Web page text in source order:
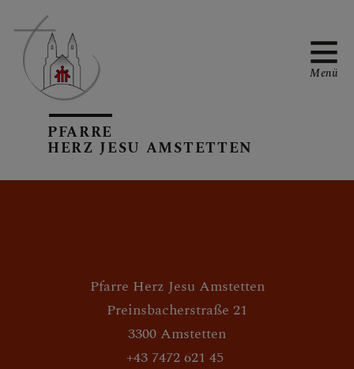
PFARRTEAM
GRUPPEN IN DER
PFARRE
PFARRE
HERZ JESU AMSTETTEN
Menü
Pfarre Herz Jesu Amstetten
Preinsbacherstraße 21
3300 Amstetten
+43 7472 621 45